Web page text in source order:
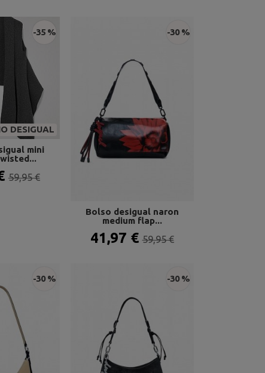
DESIGUAL
-35 %
mini
59,95 €
-30 %
Bolso desigual naron
medium flap...
41,97 €59,95 €
-30 % -30 %